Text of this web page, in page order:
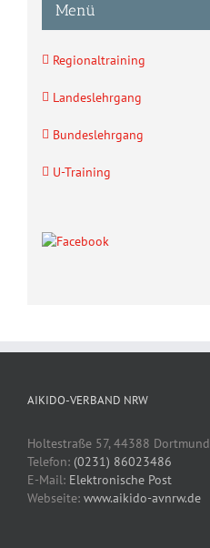
Menü
Regionaltraining
Landeslehrgang
Bundeslehrgang
U-Training
AIKIDO-VERBAND NRW
Holtestraße 57, 44388 Dortmund
Telefon: (0231) 86023486
E-Mail: Elektronische Post
Webseite: www.aikido-avnrw.de